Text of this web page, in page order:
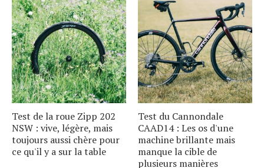
Test de la roue Zipp 202
NSW : vive, légère, mais
toujours aussi chère pour
ce qu'il y a sur la table
Test du Cannondale
CAAD14 : Les os d'une
machine brillante mais
manque la cible de
plusieurs manières